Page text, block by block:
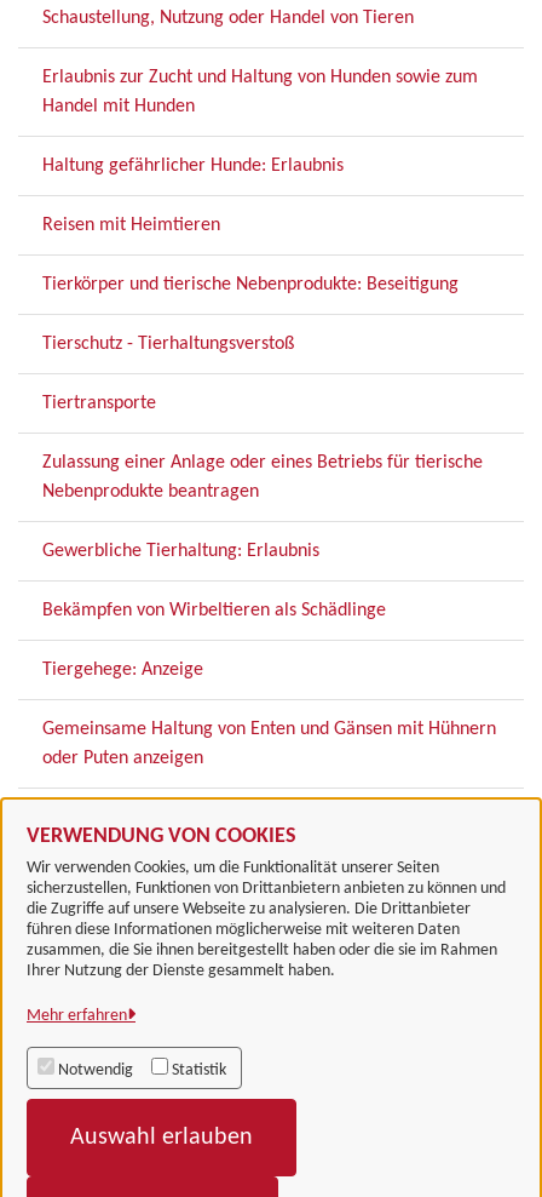
VERWENDUNG VON COOKIES
Wir verwenden Cookies, um die Funktionalität unserer Seiten
sicherzustellen, Funktionen von Drittanbietern anbieten zu können und
die Zugriffe auf unsere Webseite zu analysieren. Die Drittanbieter
führen diese Informationen möglicherweise mit weiteren Daten
zusammen, die Sie ihnen bereitgestellt haben oder die sie im Rahmen
Ihrer Nutzung der Dienste gesammelt haben.
Mehr erfahren
Notwendig Statistik
Auswahl erlauben
Schaustellung, Nutzung oder Handel von Tieren
Erlaubnis zur Zucht und Haltung von Hunden sowie zum
Handel mit Hunden
Haltung gefährlicher Hunde: Erlaubnis
Reisen mit Heimtieren
Tierkörper und tierische Nebenprodukte: Beseitigung
Tierschutz - Tierhaltungsverstoß
Tiertransporte
Zulassung einer Anlage oder eines Betriebs für tierische
Nebenprodukte beantragen
Gewerbliche Tierhaltung: Erlaubnis
Bekämpfen von Wirbeltieren als Schädlinge
Tiergehege: Anzeige
Gemeinsame Haltung von Enten und Gänsen mit Hühnern
oder Puten anzeigen
Zugehörige Einrichtungen
Landkreis Göttingen
Alle Rechte vorbehalten